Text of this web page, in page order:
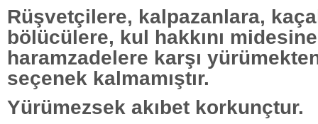
Rüşvetçilere, kalpazanlara,
bölücülere, kul hakkını
haramzadelere karşı
seçenek kalmamıştır.
Yürümezsek akıbet korkunçtur.